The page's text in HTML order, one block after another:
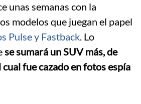
unas semanas con la
modelos que juegan el papel
Pulse y Fastback. Lo
se sumará un SUV más, de
fue cazado en fotos espía